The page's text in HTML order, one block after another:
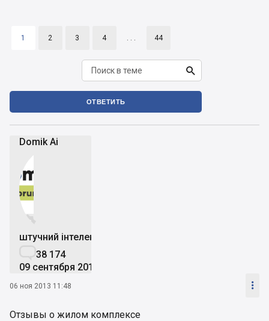
1 2 3 4 . . . 44

ОТВЕТИТЬ
Domik Ai


штучний інтелект
38 174
09 сентября 2019
06 ноя 2013 11:48 
Отзывы о жилом комплексе